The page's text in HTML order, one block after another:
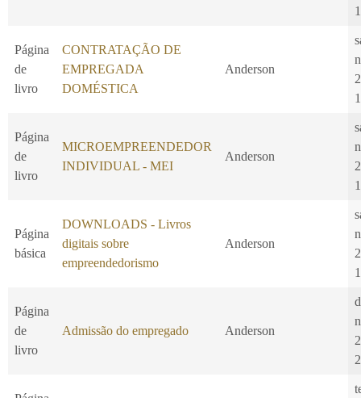
Página
de
livro
CONTRATAÇÃO DE
EMPREGADA
DOMÉSTICA
Anderson
Página
de
livro
MICROEMPREENDEDOR
INDIVIDUAL - MEI
Anderson
Página
básica
DOWNLOADS - Livros
digitais sobre
empreendedorismo
Anderson
Página
de
livro
Admissão do empregado Anderson